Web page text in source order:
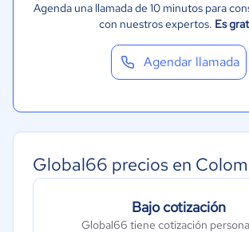
Agenda una llamada de 10 minutos para
con nuestros expertos. Es
Agendar llamada
Global66 precios en
Bajo cotización
Global66 tiene cotización